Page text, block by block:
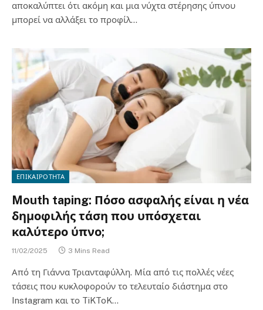
αποκαλύπτει ότι ακόμη και μια νύχτα στέρησης ύπνου
μπορεί να αλλάξει το προφίλ…
ΕΠΙΚΑΙΡΟΤΗΤΑ
Mouth taping: Πόσο ασφαλής είναι η νέα
δημοφιλής τάση που υπόσχεται
καλύτερο ύπνο;
11/02/2025 3 Mins Read
Από τη Γιάννα Τριανταφύλλη. Μία από τις πολλές νέες
τάσεις που κυκλοφορούν το τελευταίο διάστημα στο
Instagram και το TiKToK…